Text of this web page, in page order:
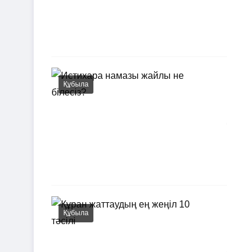
Құбыла
Құбыла